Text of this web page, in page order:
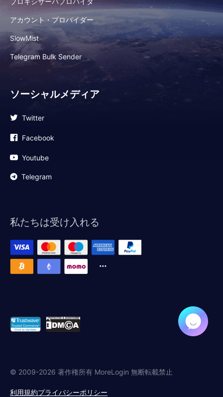
アカウント・プロバイダー
SlowMist
Telegram Bulk Sender
ソーシャルメディア
Twitter
Facebook
Youtube
Telegram
私たちは受け入れる
© 2009-2026 著作権所有 MoreLogin 無断転載禁止
利用規約プライバシーポリシー